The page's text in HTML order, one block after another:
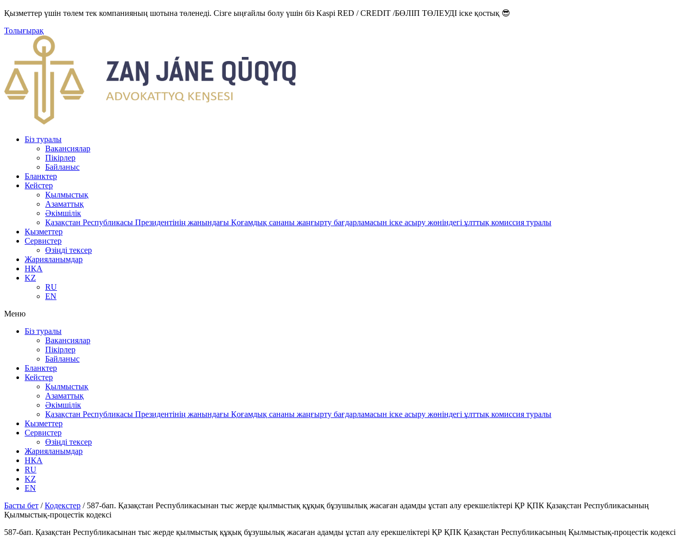
Қызметтер үшін төлем тек компанияның шотына төленеді. Сізге ыңғайлы болу үшін біз Kaspi RED / CREDIT /БӨЛІП ТӨЛЕУДІ іске қостық 😎
Толығырақ
Біз туралы
Вакансиялар
Пікірлер
Байланыс
Бланктер
Кейстер
Қылмыстық
Азаматтық
Әкімшілік
Қазақстан Республикасы Президентінің жанындағы Қоғамдық сананы жаңғырту бағдарламасын іске асыру жөніндегі ұлттық комиссия туралы
Қызметтер
Сервистер
Өзіңді тексер
Жарияланымдар
НҚА
KZ
RU
EN
Меню
Біз туралы
Вакансиялар
Пікірлер
Байланыс
Бланктер
Кейстер
Қылмыстық
Азаматтық
Әкімшілік
Қазақстан Республикасы Президентінің жанындағы Қоғамдық сананы жаңғырту бағдарламасын іске асыру жөніндегі ұлттық комиссия туралы
Қызметтер
Сервистер
Өзіңді тексер
Жарияланымдар
НҚА
RU
KZ
EN
Басты бет /Кодекстер / 587-бап. Қазақстан Республикасынан тыс жерде қылмыстық құқық бұзушылық жасаған адамды ұстап алу ерекшеліктері ҚР ҚПК Қазақстан Республикасының
Қылмыстық-процестік кодексi
587-бап. Қазақстан Республикасынан тыс жерде қылмыстық құқық бұзушылық жасаған адамды ұстап алу ерекшеліктері ҚР ҚПК Қазақстан Республикасының Қылмыстық-процестік кодексi